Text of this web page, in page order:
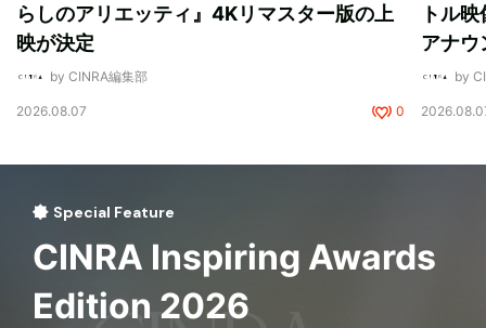
らしのアリエッティ』4Kリマスター版の上
映が決定
by CINRA編集部
2026.08.07 0
トル
アナウ
by
Special Feature
CINRA Inspiring Awards
Edition 2026